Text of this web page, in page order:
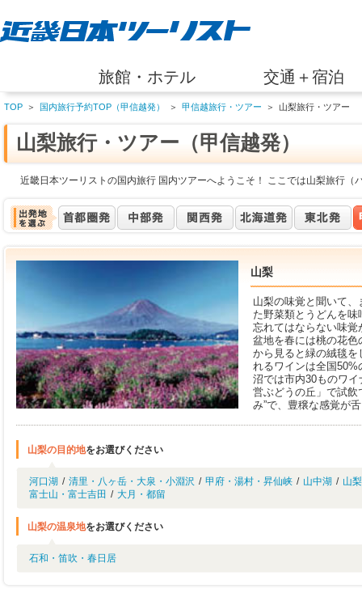
旅館・ホテル 交通＋宿泊
TOP ＞ 国内旅行予約TOP（甲信越発） ＞ 甲信越旅行・ツアー ＞ 山梨旅行・ツアー
山梨旅行・ツアー（甲信越発）
近畿日本ツーリストの国内旅行 国内ツアーへようこそ！ ここでは山梨旅行（
山梨
山梨の味覚と聞いて
た野菜類とうどんを味
忘れてはならない味
盆地を春には桃の花
から見ると緑の絨毯
れるワインは全国
沼では市内30ものワ
営ぶどうの丘」で試飲
み”で、豊穣な感覚が
山梨の目的地をお選びください
河口湖 / 清里・八ヶ岳・大泉・小淵沢 / 甲府・湯村・昇仙峡 / 山中湖 / 山
富士山・富士吉田 / 大月・都留
山梨の温泉地をお選びください
石和・笛吹・春日居